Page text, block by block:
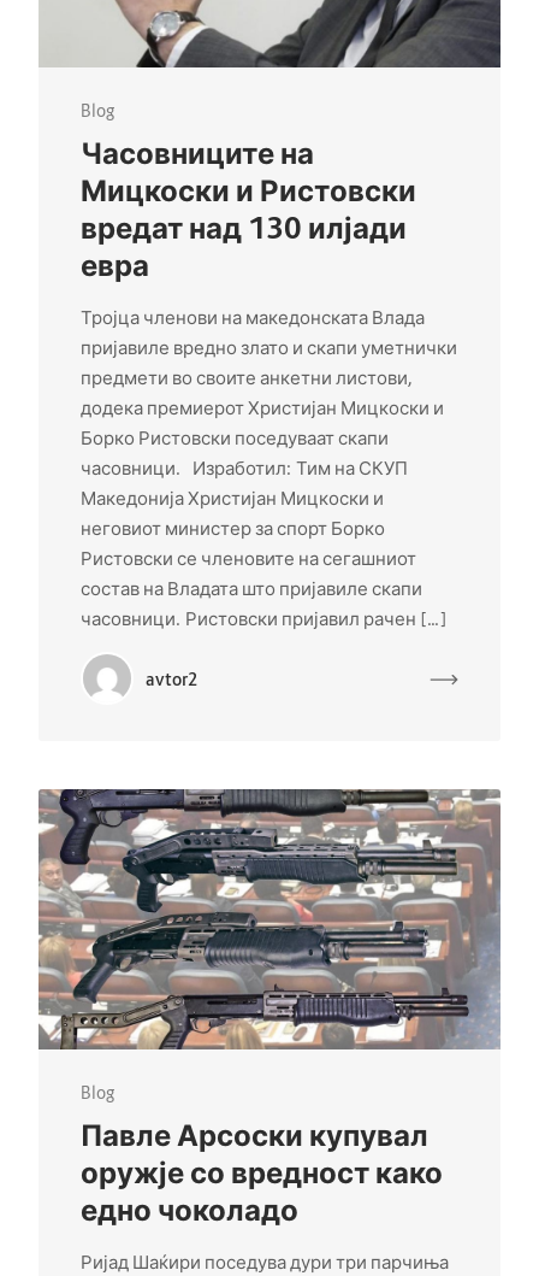
Blog
Часовниците на
Мицкоски и Ристовски
вредат над 130 илјади
евра
Тројца членови на македонската Влада
пријавиле вредно злато и скапи уметнички
предмети во своите анкетни листови,
додека премиерот Христијан Мицкоски и
Борко Ристовски поседуваат скапи
часовници. Изработил: Тим на СКУП
Македонија Христијан Мицкоски и
неговиот министер за спорт Борко
Ристовски се членовите на сегашниот
состав на Владата што пријавиле скапи
часовници. Ристовски пријавил рачен […]
avtor2
Blog
Павле Арсоски купувал
оружје со вредност како
едно чоколадо
Ријад Шаќири поседува дури три парчиња